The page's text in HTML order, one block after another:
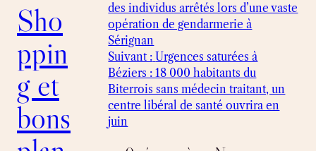
Sho
ppin
g et
bons
des individus arrêtés lors d’une vaste
opération de gendarmerie à
Sérignan
Suivant : Urgences saturées à
Béziers : 18 000 habitants du
Biterrois sans médecin traitant, un
centre libéral de santé ouvrira en
juin